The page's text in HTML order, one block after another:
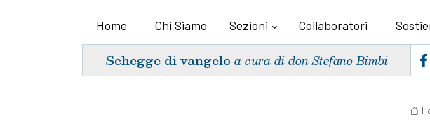
Home Chi Siamo Sezioni Collaboratori
Schegge di vangelo a cura di don Stefano Bimbi